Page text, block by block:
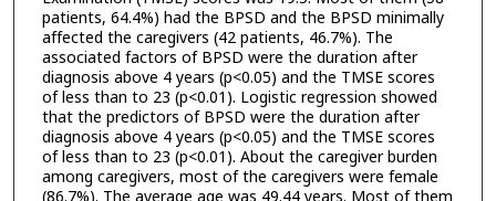
patients, 64.4%) had the BPSD and the BPSD minimally
affected the caregivers (42 patients, 46.7%). The
associated factors of BPSD were the duration after
diagnosis above 4 years (p<0.05) and the TMSE scores
of less than to 23 (p<0.01). Logistic regression showed
that the predictors of BPSD were the duration after
diagnosis above 4 years (p<0.05) and the TMSE scores
of less than to 23 (p<0.01). About the caregiver burden
among caregivers, most of the caregivers were female